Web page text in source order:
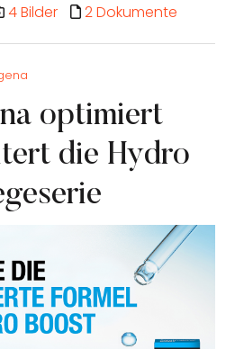
4 Bilder 2 Dokumente
optimiert
die Hydro